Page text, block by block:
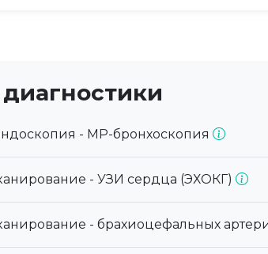
- МР-бронхоскопия
- УЗИ сердца (ЭХОКГ)
- брахиоцефальных